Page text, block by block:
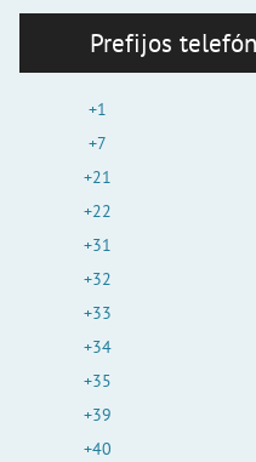
Prefijos
+1
+7
+21
+22
+31
+32
+33
+34
+35
+39
+40